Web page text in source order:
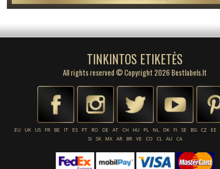
TINKINTOS ETIKETĖS
All rights reserved © Copyright 2026 Bestlabels.lt
EU UK US FR BE IT ES PT RO DE AT CH HU PL NL DK FI SE BG CZ
EE
SI
SK MX AR BR VE CO CL AU CA